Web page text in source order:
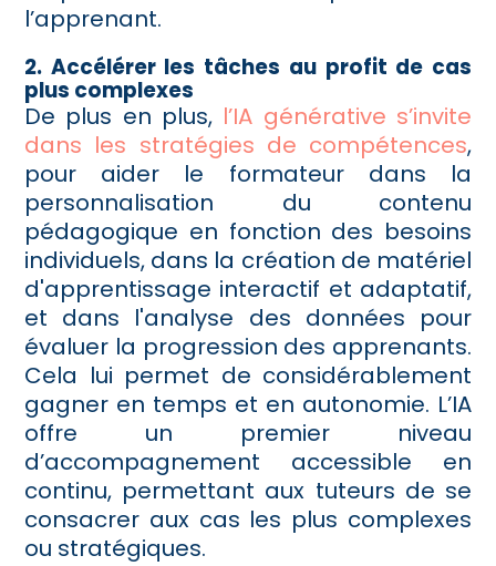
l’apprenant.
2. Accélérer les tâches au profit de cas
plus complexes
De plus en plus, l’IA générative s’invite
dans les stratégies de compétences,
pour aider le formateur dans la
personnalisation du contenu
pédagogique en fonction des besoins
individuels, dans la création de matériel
d'apprentissage interactif et adaptatif,
et dans l'analyse des données pour
évaluer la progression des apprenants.
Cela lui permet de considérablement
gagner en temps et en autonomie. L’IA
offre un premier niveau
d’accompagnement accessible en
continu, permettant aux tuteurs de se
consacrer aux cas les plus complexes
ou stratégiques.